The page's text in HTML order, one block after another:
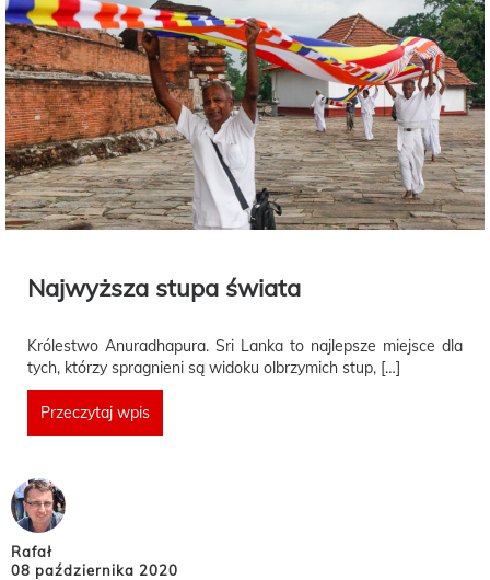
Najwyższa stupa świata
Królestwo Anuradhapura. Sri Lanka to najlepsze miejsce dla
tych, którzy spragnieni są widoku olbrzymich stup, […]
Przeczytaj wpis
Rafał
08 października 2020